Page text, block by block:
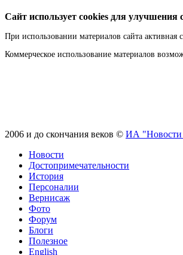
Сайт использует cookies для
При использовании материалов сайта активная
Коммерческое использование материалов
2006 и до скончания веков © ИА "Новости
Новости
Достопримечательности
История
Персоналии
Вернисаж
Фото
Форум
Блоги
Полезное
English